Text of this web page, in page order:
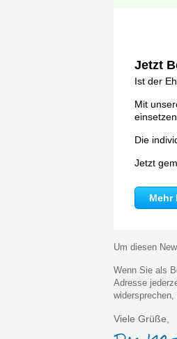
Jetzt
Ist der
Mit
Die
Jetzt
Mehr
Um diesen
Wenn Sie als
Adresse
Viele Grüße,